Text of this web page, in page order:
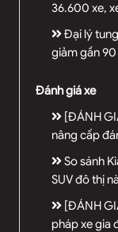
36.600 xe,
Đại lý
giảm gần
Đánh giá xe
[ĐÁNH
nâng cấp
So sánh
SUV đô thị
[ĐÁNH
pháp xe gia